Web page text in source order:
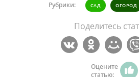
Рубрики: САД ОГОРОД
Поделитесь
Оцените
статью: